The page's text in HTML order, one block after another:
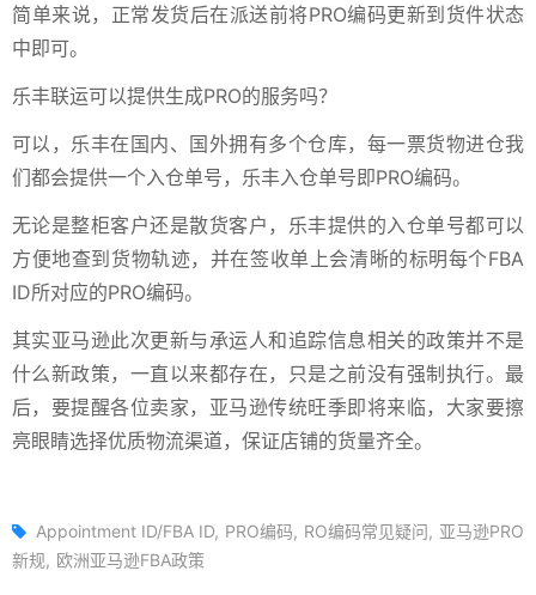
简单来说，正常发货后在派送前将PRO编码更新到货件状态
中即可。
乐丰联运可以提供生成PRO的服务吗？
可以，乐丰在国内、国外拥有多个仓库，每一票货物进仓我
们都会提供一个入仓单号，乐丰入仓单号即PRO编码。
无论是整柜客户还是散货客户，乐丰提供的入仓单号都可以
方便地查到货物轨迹，并在签收单上会清晰的标明每个FBA
ID所对应的PRO编码。
其实亚马逊此次更新与承运人和追踪信息相关的政策并不是
什么新政策，一直以来都存在，只是之前没有强制执行。最
后，要提醒各位卖家，亚马逊传统旺季即将来临，大家要擦
亮眼睛选择优质物流渠道，保证店铺的货量齐全。
Appointment ID/FBA ID PRO编码 RO编码常见疑问
亚马逊PRO
新规
欧洲亚马逊FBA政策